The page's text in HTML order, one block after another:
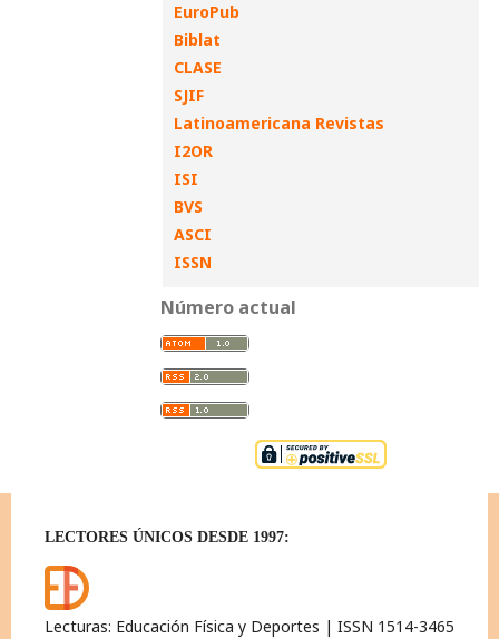
EuroPub
Biblat
CLASE
SJIF
Latinoamericana Revistas
I2OR
ISI
BVS
ASCI
ISSN
Número actual
LECTORES ÚNICOS DESDE 1997:
Lecturas: Educación Física y Deportes | ISSN 1514-3465